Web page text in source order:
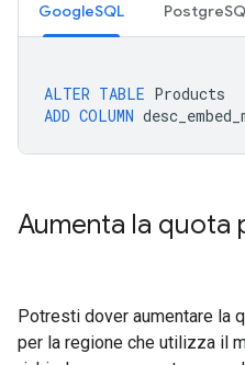
GoogleSQL
ALTER TABLE Products
ADD COLUMN
Aumenta la quota
Potresti dover aumentare la
per la regione che utilizza il